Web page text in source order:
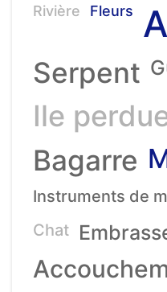
Rivière Fleurs
Serpent
Ile
Bagarre
Instruments de
Chat